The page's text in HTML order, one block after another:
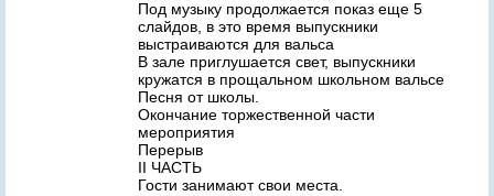
Под музыку продолжается показ еще 5
слайдов, в это время выпускники
выстраиваются для вальса
В зале приглушается свет, выпускники
кружатся в прощальном школьном вальсе
Песня от школы.
Окончание торжественной части
мероприятия
Перерыв
II ЧАСТЬ
Гости занимают свои места.